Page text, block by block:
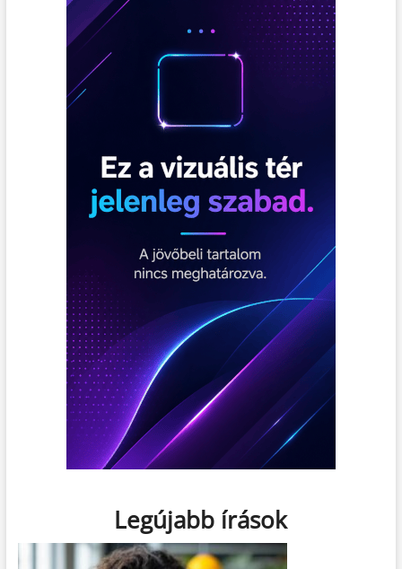
Legújabb írások